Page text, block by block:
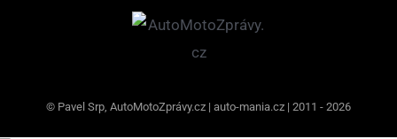
© Pavel Srp, AutoMotoZprávy.cz | auto-mania.cz | 2011 - 2026